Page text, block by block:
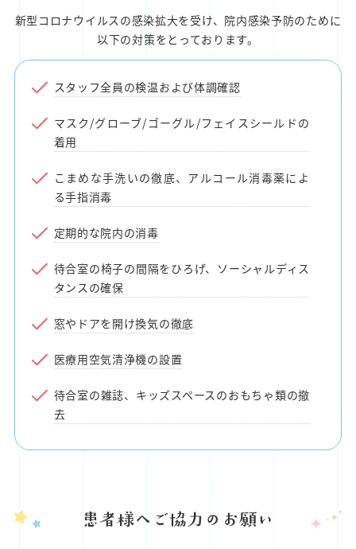
新型コロナウイルスの感染拡大を受け、院内感染予防のために
以下の対策をとっております。
スタッフ全員の検温および体調確認
マスク/グローブ/ゴーグル/フェイスシールドの
着用
こまめな手洗いの徹底、アルコール消毒薬によ
る手指消毒
定期的な院内の消毒
待合室の椅子の間隔をひろげ、ソーシャルディス
タンスの確保
窓やドアを開け換気の徹底
医療用空気清浄機の設置
待合室の雑誌、キッズスペースのおもちゃ類の撤
去
患者様へご協力のお願い